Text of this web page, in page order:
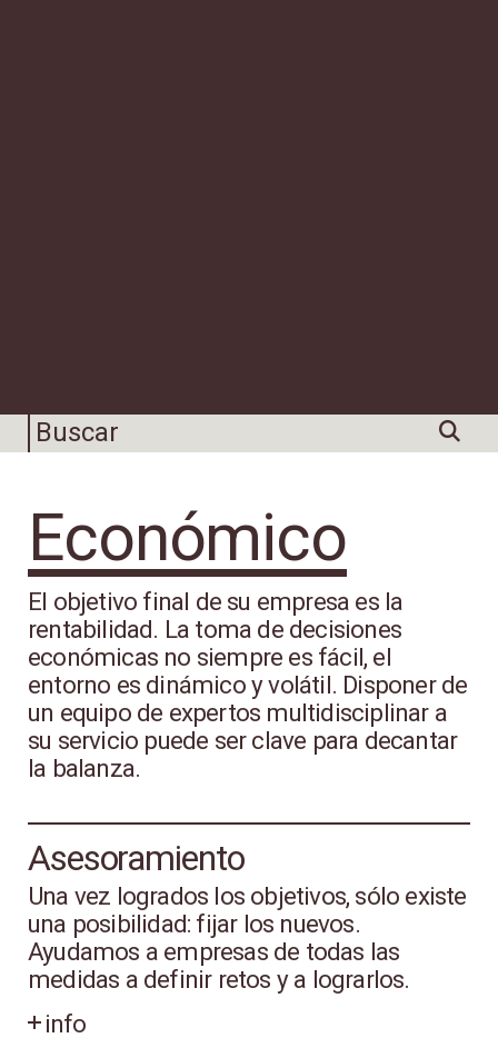
Económico
El objetivo final de su empresa es la
rentabilidad. La toma de decisiones
económicas no siempre es fácil, el
entorno es dinámico y volátil. Disponer de
un equipo de expertos multidisciplinar a
su servicio puede ser clave para decantar
la balanza.
Asesoramiento
Una vez logrados los objetivos, sólo existe
una posibilidad: fijar los nuevos.
Ayudamos a empresas de todas las
medidas a definir retos y a lograrlos.
info